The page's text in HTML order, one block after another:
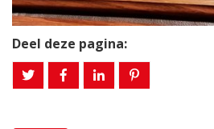
Deel deze pagina: